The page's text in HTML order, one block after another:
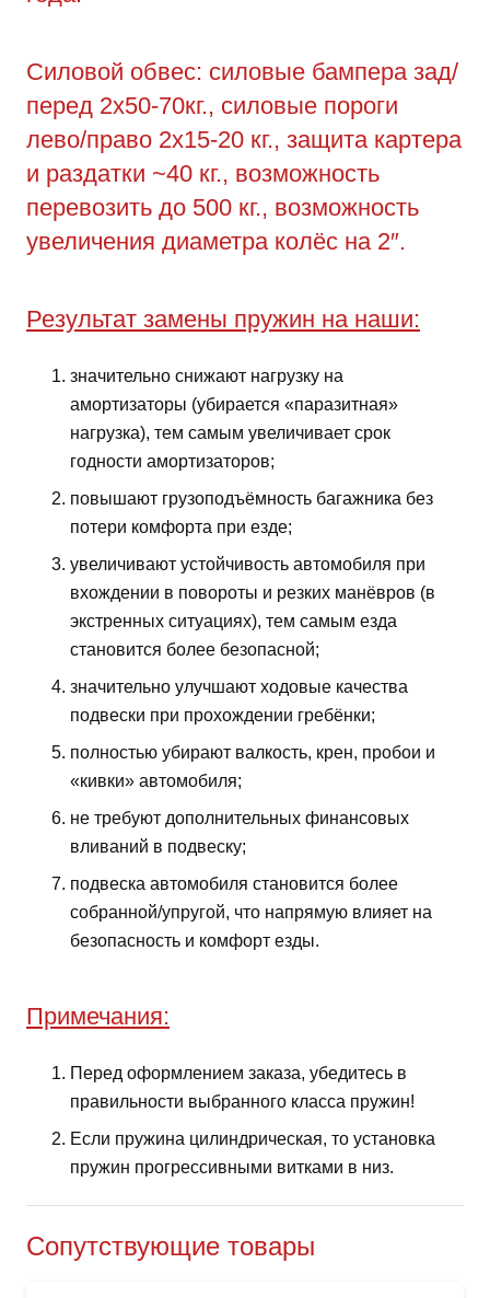
Силовой обвес: силовые бампера зад/
перед 2х50-70кг., силовые пороги
лево/право 2х15-20 кг., защита картера
и раздатки ~40 кг., возможность
перевозить до 500 кг., возможность
увеличения диаметра колёс на 2″.
Результат замены пружин на наши:
значительно снижают нагрузку на
амортизаторы (убирается «паразитная»
нагрузка), тем самым увеличивает срок
годности амортизаторов;
повышают грузоподъёмность багажника без
потери комфорта при езде;
увеличивают устойчивость автомобиля при
вхождении в повороты и резких манёвров (в
экстренных ситуациях), тем самым езда
становится более безопасной;
значительно улучшают ходовые качества
подвески при прохождении гребёнки;
полностью убирают валкость, крен, пробои и
«кивки» автомобиля;
не требуют дополнительных финансовых
вливаний в подвеску;
подвеска автомобиля становится более
собранной/упругой, что напрямую влияет на
безопасность и комфорт езды.
Примечания:
Перед оформлением заказа, убедитесь в
правильности выбранного класса пружин!
Если пружина цилиндрическая, то установка
пружин прогрессивными витками в низ.
Сопутствующие товары